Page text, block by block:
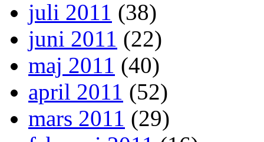
juli 2011 (38)
juni 2011 (22)
maj 2011 (40)
april 2011 (52)
mars 2011 (29)